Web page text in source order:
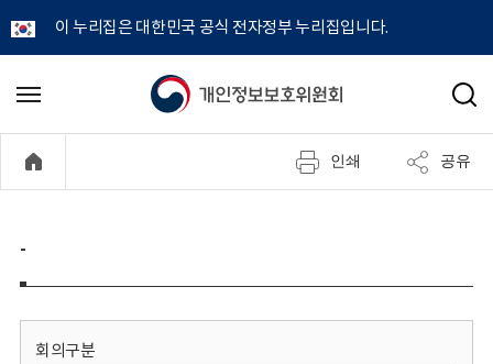
이 누리집은 대한민국 공식 전자정부 누리집입니다.
개
정
보
메
기
검
인쇄 공유
-
회의구분